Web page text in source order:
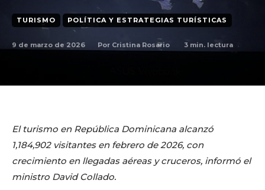
TURISMO POLÍTICA Y ESTRATEGIAS TURÍSTICAS
9 de marzo de 2026 Por Cristina Rosario 3 min. lectura
El turismo en República Dominicana alcanzó
1,184,902 visitantes en febrero de 2026, con
crecimiento en llegadas aéreas y cruceros, informó el
ministro David Collado.